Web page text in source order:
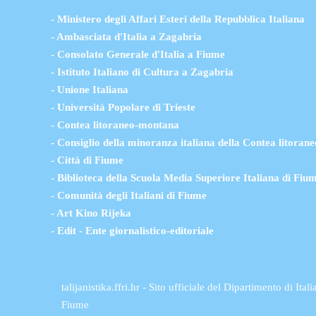
- Ministero degli Affari Esteri della Repubblica Italiana
- Ambasciata d'Italia a Zagabria
- Consolato Generale d'Italia a Fiume
- Istituto Italiano di Cultura a Zagabria
- Unione Italiana
- Università Popolare di Trieste
- Contea litoraneo-montana
- Consiglio della minoranza italiana della Contea
- Città di Fiume
- Biblioteca della Scuola Media Superiore Italiana di
- Comunità degli Italiani di Fiume
- Art Kino Rijeka
- Edit - Ente giornalistico-editoriale
talijanistika.ffri.hr - Sito ufficiale del Dipartimento di
Fiume